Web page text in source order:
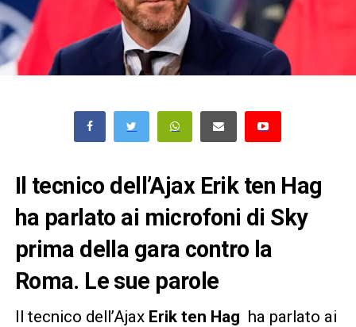
Il tecnico dell’Ajax Erik ten Hag
ha parlato ai microfoni di Sky
prima della gara contro la
Roma. Le sue parole
Il tecnico dell’Ajax Erik ten Hag ha parlato ai